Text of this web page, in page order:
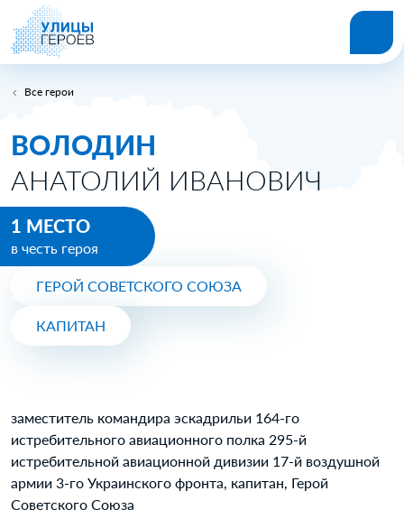
Все герои
ВОЛОДИН
АНАТОЛИЙ ИВАНОВИЧ
1 МЕСТО
в честь героя
ГЕРОЙ СОВЕТСКОГО СОЮЗА
КАПИТАН
заместитель командира эскадрильи 164-го
истребительного авиационного полка 295-й
истребительной авиационной дивизии 17-й воздушной
армии 3-го Украинского фронта, капитан, Герой
Советского Союза